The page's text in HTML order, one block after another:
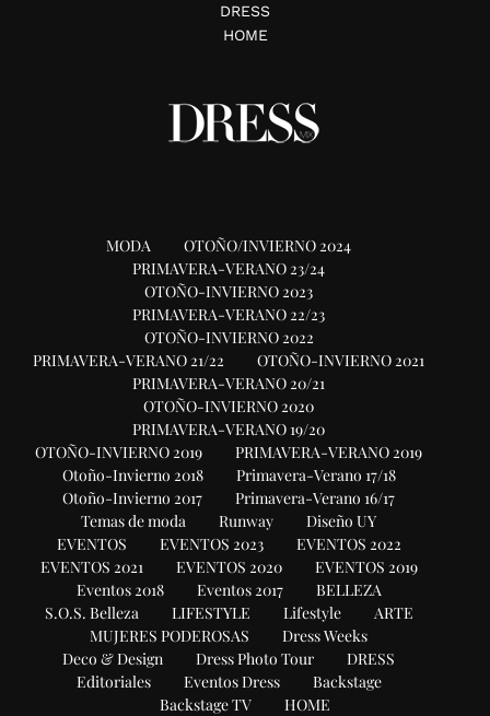
DRESS
HOME
MODA
OTOÑO/INVIERNO 2024
PRIMAVERA-VERANO 23/24
OTOÑO-INVIERNO 2023
PRIMAVERA-VERANO 22/23
OTOÑO-INVIERNO 2022
PRIMAVERA-VERANO 21/22
OTOÑO-INVIERNO 2021
PRIMAVERA-VERANO 20/21
OTOÑO-INVIERNO 2020
PRIMAVERA-VERANO 19/20
OTOÑO-INVIERNO 2019
PRIMAVERA-VERANO 2019
Otoño-Invierno 2018
Primavera-Verano 17/18
Otoño-Invierno 2017
Primavera-Verano 16/17
Temas de moda
Runway
Diseño UY
EVENTOS
EVENTOS 2023
EVENTOS 2022
EVENTOS 2021
EVENTOS 2020
EVENTOS 2019
Eventos 2018
Eventos 2017
BELLEZA
S.O.S. Belleza
LIFESTYLE Lifestyle
ARTE
MUJERES PODEROSAS
Dress Weeks
Deco & Design
Dress Photo Tour
DRESS
Editoriales
Eventos Dress
Backstage
Backstage TV
HOME